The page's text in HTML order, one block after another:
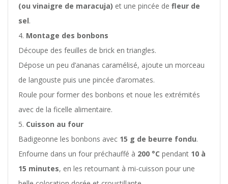
(ou vinaigre de maracuja) et une pincée de fleur de
sel.
Montage des bonbons
Découpe des feuilles de brick en triangles.
Dépose un peu d’ananas caramélisé, ajoute un morceau
de langouste puis une pincée d’aromates.
Roule pour former des bonbons et noue les extrémités
avec de la ficelle alimentaire.
Cuisson au four
Badigeonne les bonbons avec 15 g de beurre fondu.
Enfourne dans un four préchauffé à 200 °C pendant 10 à
15 minutes, en les retournant à mi-cuisson pour une